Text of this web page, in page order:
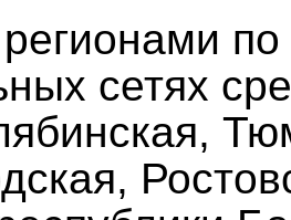
сетях